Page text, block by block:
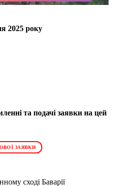
2025 року
та подачі заявки на цей
ЗАЯВКИ
сході Баварії